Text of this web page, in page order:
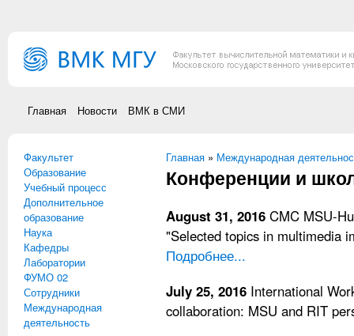
Главная Новости ВМК в СМИ
Факультет
Образование
Учебный процесс
Дополнительное
образование
Наука
Кафедры
Лаборатории
ФУМО 02
Сотрудники
Международная
деятельность
Вы здесь
Главная » Международная
Конференции и
August 31, 2016 CMC MSU-
"Selected topics in multimedia
Подробнее...
July 25, 2016 International
collaboration: MSU and RIT